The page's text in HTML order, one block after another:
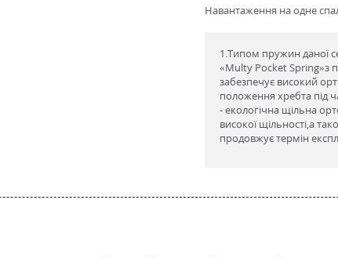
Навантаження на одне
1.Типом пружин даної
«Multy Pocket Spring»з
забезпечує високий
положення хребта під
- екологічна щільна
високої щільності,а
продовжує термін